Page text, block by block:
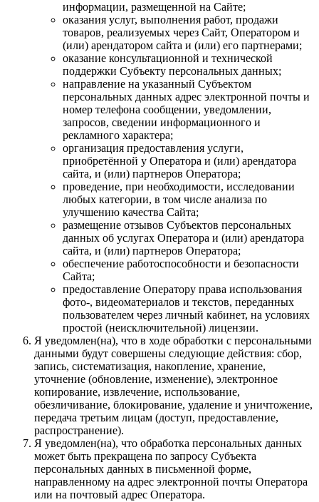
информации, размещенной на Сайте;
оказания услуг, выполнения работ, продажи
товаров, реализуемых через Сайт, Оператором и
(или) арендатором сайта и (или) его партнерами;
оказание консультационной и технической
поддержки Субъекту персональных данных;
направление на указанный Субъектом
персональных данных адрес электронной почты и
номер телефона сообщении, уведомлении,
запросов, сведении информационного и
рекламного характера;
организация предоставления услуги,
приобретённой у Оператора и (или) арендатора
сайта, и (или) партнеров Оператора;
проведение, при необходимости, исследовании
любых категории, в том числе анализа по
улучшению качества Сайта;
размещение отзывов Субъектов персональных
данных об услугах Оператора и (или) арендатора
сайта, и (или) партнеров Оператора;
обеспечение работоспособности и безопасности
Сайта;
предоставление Оператору права использования
фото-, видеоматериалов и текстов, переданных
пользователем через личный кабинет, на условиях
простой (неисключительной) лицензии.
Я уведомлен(на), что в ходе обработки с персональными
данными будут совершены следующие действия: сбор,
запись, систематизация, накопление, хранение,
уточнение (обновление, изменение), электронное
копирование, извлечение, использование,
обезличивание, блокирование, удаление и уничтожение,
передача третьим лицам (доступ, предоставление,
распространение).
Я уведомлен(на), что обработка персональных данных
может быть прекращена по запросу Субъекта
персональных данных в письменной форме,
направленному на адрес электронной почты Оператора
или на почтовый адрес Оператора.